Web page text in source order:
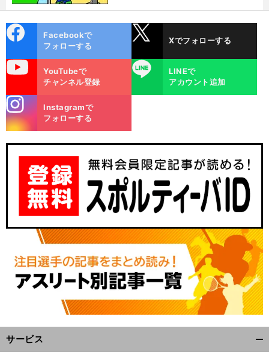
Tea
mUKYO
前
へ
ok
Facebookで
フォローする
Xでフォローする
YouTubeで
チャンネル登録
LINE
LINEで
アカウント追加
m
Instagramで
フォローする
サービス